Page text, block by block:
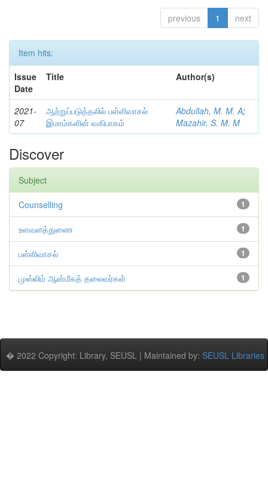
previous 1 next
Item hits:
Issue
Date
Title Author(s)
2021-
07
ஆற்றுப்படுத்தலில் பள்ளிவாசல்
இமாம்களின் வகிபாகம்
Abdullah, M. M. A;
Mazahir, S. M. M
Discover
Subject
1
Counselling
1
உளவளத்துணை
1
பள்ளிவாசல்
1
முஸ்லிம் ஆன்மீகத் தலைவர்கள்
� 2022 Copyright: Library, SEUSL | Maintained by: SEUSL Libraries